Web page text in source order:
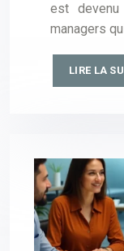
est
managers
LIRE LA